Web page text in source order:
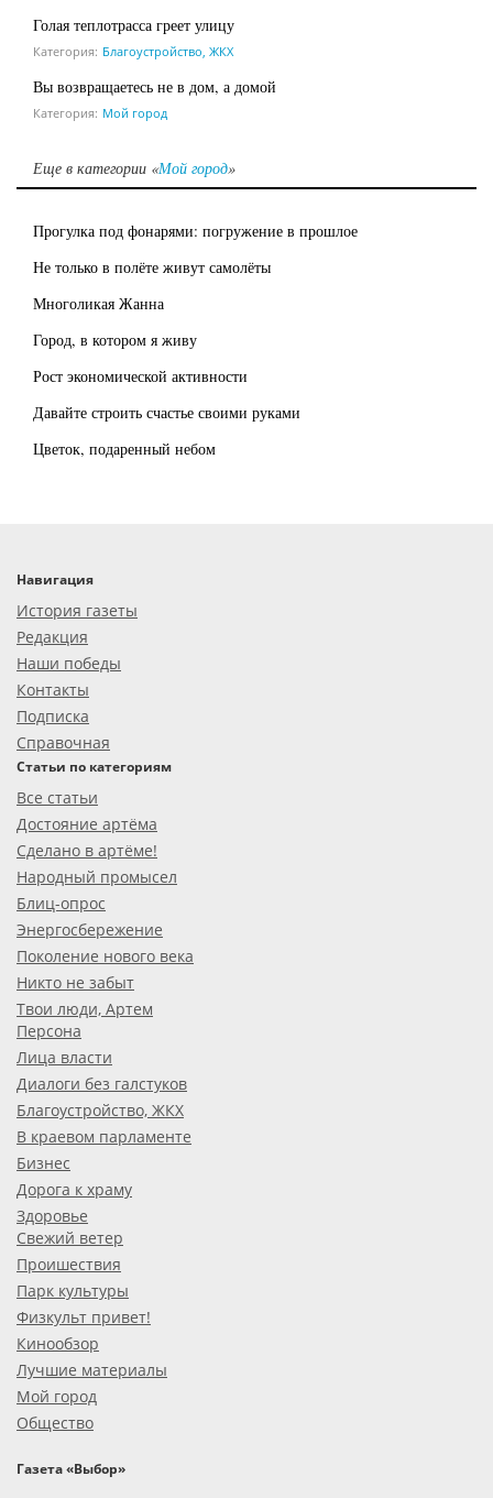
Голая теплотрасса греет улицу
Категория: Благоустройство, ЖКХ
Вы возвращаетесь не в дом, а домой
Категория: Мой город
Еще в категории «Мой город»
Прогулка под фонарями: погружение в прошлое
Не только в полёте живут самолёты
Многоликая Жанна
Город, в котором я живу
Рост экономической активности
Давайте строить счастье своими руками
Цветок, подаренный небом
Навигация
История газеты
Редакция
Наши победы
Контакты
Подписка
Справочная
Статьи по категориям
Все статьи
Достояние артёма
Сделано в артёме!
Народный промысел
Блиц-опрос
Энергосбережение
Поколение нового века
Никто не забыт
Твои люди, Артем
Персона
Лица власти
Диалоги без галстуков
Благоустройство, ЖКХ
В краевом парламенте
Бизнес
Дорога к храму
Здоровье
Свежий ветер
Проишествия
Парк культуры
Физкульт привет!
Кинообзор
Лучшие материалы
Мой город
Общество
Газета «Выбор»